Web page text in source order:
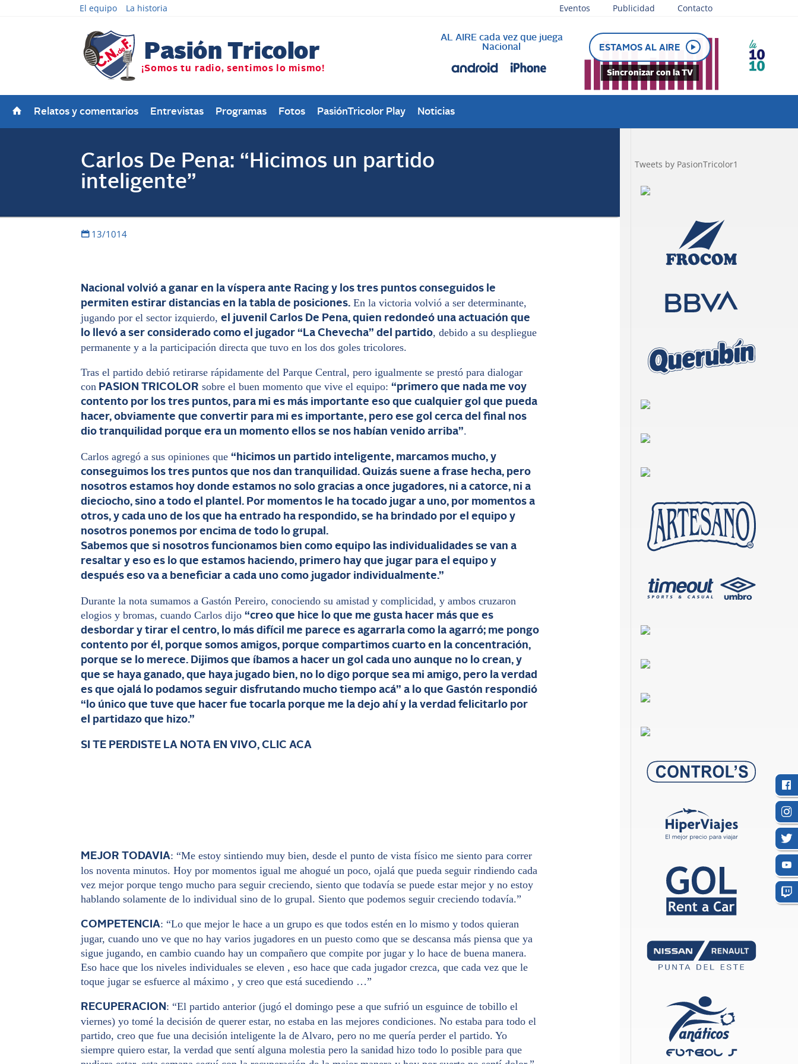
El equipo La historia Eventos Publicidad Contacto
AL AIRE cada vez que juega
Nacional
ESTAMOS AL AIRE
Sincronizar con la TV
Relatos y comentarios Entrevistas Programas Fotos PasiónTricolor Play Noticias
Carlos De Pena: “Hicimos un partido
inteligente”
13/1014
Nacional volvió a ganar en la víspera ante Racing y los tres puntos conseguidos le
permiten estirar distancias en la tabla de posiciones. En la victoria volvió a ser determinante,
jugando por el sector izquierdo, el juvenil Carlos De Pena, quien redondeó una actuación que
lo llevó a ser considerado como el jugador “La Chevecha” del partido, debido a su despliegue
permanente y a la participación directa que tuvo en los dos goles tricolores.
Tras el partido debió retirarse rápidamente del Parque Central, pero igualmente se prestó para dialogar
conPASION TRICOLOR sobre el buen momento que vive el equipo: “primero que nada me voy
contento por los tres puntos, para mi es más importante eso que cualquier gol que pueda
hacer, obviamente que convertir para mi es importante, pero ese gol cerca del final nos
dio tranquilidad porque era un momento ellos se nos habían venido arriba”.
Carlos agregó a sus opiniones que “hicimos un partido inteligente, marcamos mucho, y
conseguimos los tres puntos que nos dan tranquilidad. Quizás suene a frase hecha, pero
nosotros estamos hoy donde estamos no solo gracias a once jugadores, ni a catorce, ni a
dieciocho, sino a todo el plantel. Por momentos le ha tocado jugar a uno, por momentos a
otros, y cada uno de los que ha entrado ha respondido, se ha brindado por el equipo y
nosotros ponemos por encima de todo lo grupal.
Sabemos que si nosotros funcionamos bien como equipo las individualidades se van a
resaltar y eso es lo que estamos haciendo, primero hay que jugar para el equipo y
después eso va a beneficiar a cada uno como jugador individualmente.”
Durante la nota sumamos a Gastón Pereiro, conociendo su amistad y complicidad, y ambos cruzaron
elogios y bromas, cuando Carlos dijo “creo que hice lo que me gusta hacer más que es
desbordar y tirar el centro, lo más difícil me parece es agarrarla como la agarró; me pongo
contento por él, porque somos amigos, porque compartimos cuarto en la concentración,
porque se lo merece. Dijimos que íbamos a hacer un gol cada uno aunque no lo crean, y
que se haya ganado, que haya jugado bien, no lo digo porque sea mi amigo, pero la verdad
es que ojalá lo podamos seguir disfrutando mucho tiempo acá” a lo que Gastón respondió
“lo único que tuve que hacer fue tocarla porque me la dejo ahí y la verdad felicitarlo por
el partidazo que hizo.”
SI TE PERDISTE LA NOTA EN VIVO, CLIC ACA
MEJOR TODAVIA: “Me estoy sintiendo muy bien, desde el punto de vista físico me siento para correr
los noventa minutos. Hoy por momentos igual me ahogué un poco, ojalá que pueda seguir rindiendo cada
vez mejor porque tengo mucho para seguir creciendo, siento que todavía se puede estar mejor y no estoy
hablando solamente de lo individual sino de lo grupal. Siento que podemos seguir creciendo todavía.”
COMPETENCIA: “Lo que mejor le hace a un grupo es que todos estén en lo mismo y todos quieran
jugar, cuando uno ve que no hay varios jugadores en un puesto como que se descansa más piensa que ya
sigue jugando, en cambio cuando hay un compañero que compite por jugar y lo hace de buena manera.
Eso hace que los niveles individuales se eleven , eso hace que cada jugador crezca, que cada vez que le
toque jugar se esfuerce al máximo , y creo que está sucediendo …”
RECUPERACION : “El partido anterior (jugó el domingo pese a que sufrió un esguince de tobillo el
viernes) yo tomé la decisión de querer estar, no estaba en las mejores condiciones. No estaba para todo el
partido, creo que fue una decisión inteligente la de Alvaro, pero no me quería perder el partido. Yo
siempre quiero estar, la verdad que sentí alguna molestia pero la sanidad hizo todo lo posible para que
Tweets by PasionTricolor1